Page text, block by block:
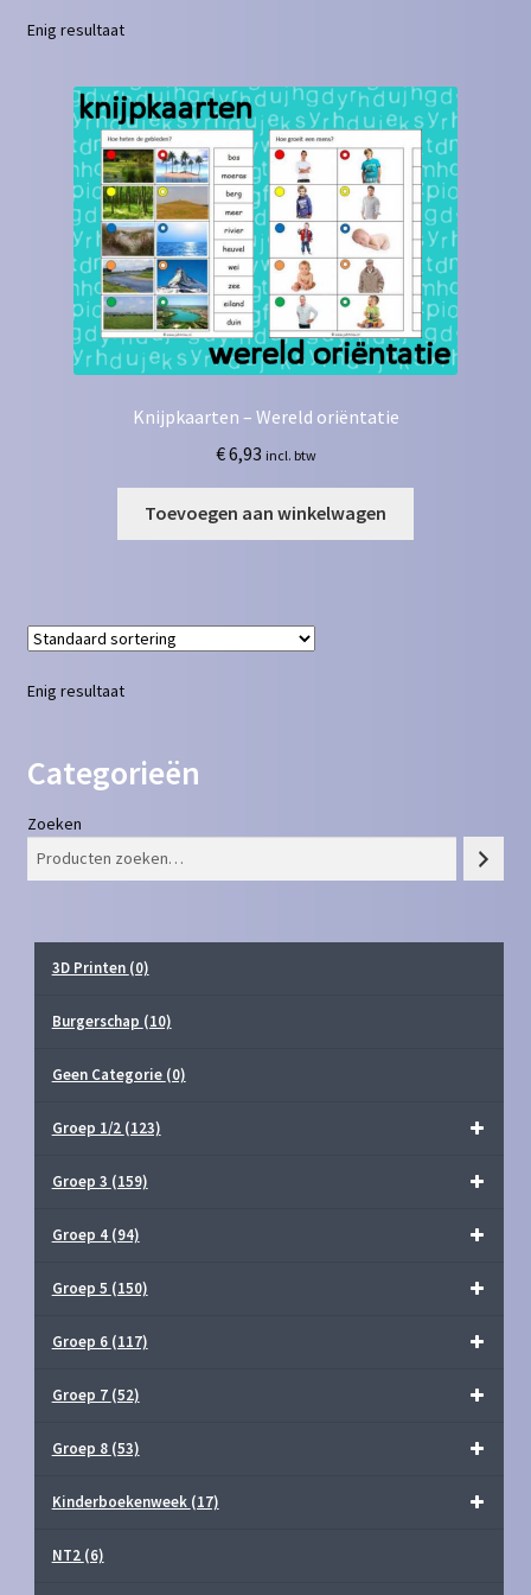
Contact
Homepagina
Mijn account
Privacy Policy
Winkelmand
Winkel
Enig resultaat
Knijpkaarten – Wereld oriëntatie
€6,93 incl. btw
Toevoegen aan winkelwagen
Enig resultaat
Categorieën
Zoeken
3D Printen (0)
Burgerschap (10)
Geen Categorie (0)
Groep 1/2 (123)
Groep 3 (159)
Groep 4 (94)
Groep 5 (150)
Groep 6 (117)
Groep 7 (52)
Groep 8 (53)
Kinderboekenweek (17)
NT2 (6)